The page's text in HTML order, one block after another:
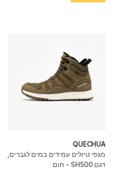
QUECHUA
מגפי טיולים עמידים במים לגברים,
דגם SH500 - חום